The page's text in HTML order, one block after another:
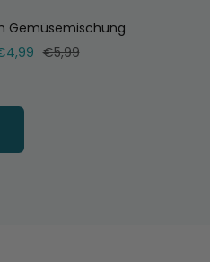
Gemüsemischung
Normaler
€5,99